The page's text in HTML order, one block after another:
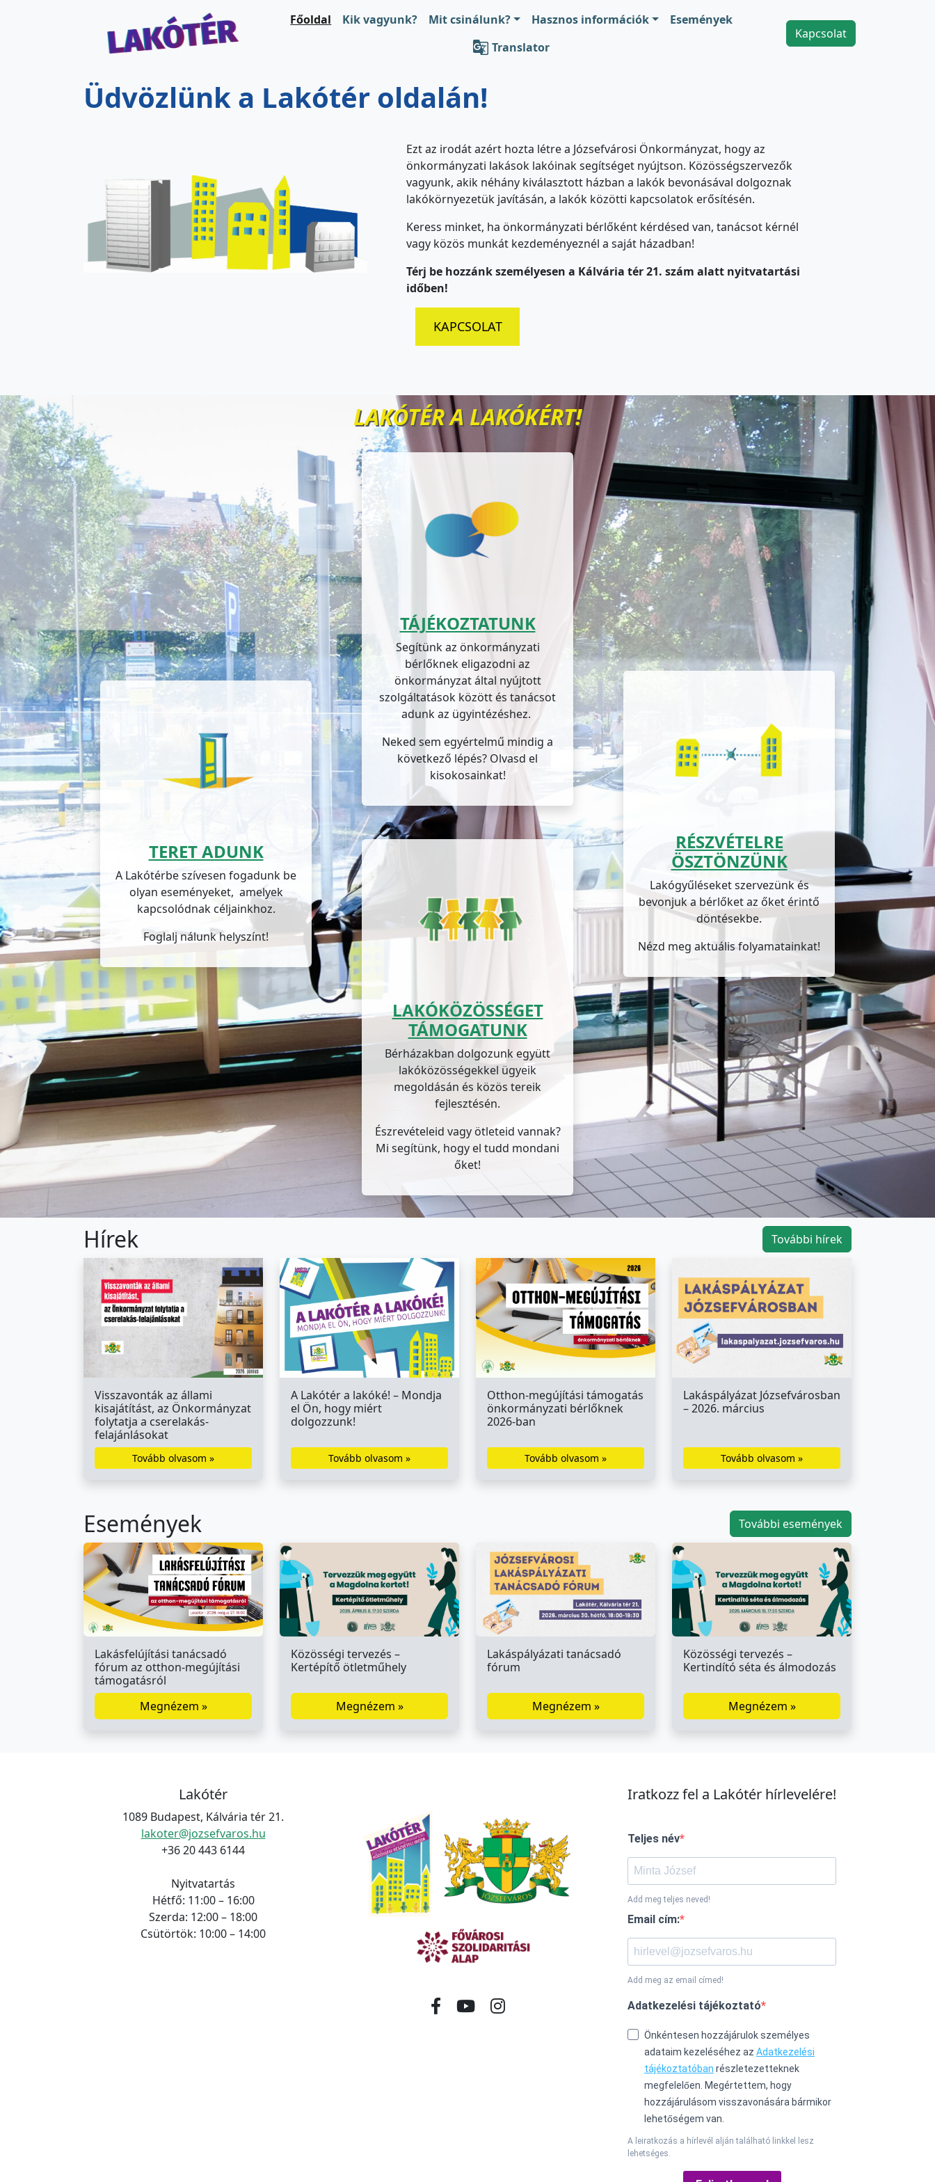
Főoldal Kik vagyunk? Mit csinálunk? Hasznos információk Események
 Translator
Kapcsolat
Üdvözlünk a Lakótér oldalán!
Ezt az irodát azért hozta létre a Józsefvárosi Önkormányzat, hogy az
önkormányzati lakások lakóinak segítséget nyújtson. Közösségszervezők
vagyunk, akik néhány kiválasztott házban a lakók bevonásával dolgoznak
lakókörnyezetük javításán, a lakók közötti kapcsolatok erősítésén.
Keress minket, ha önkormányzati bérlőként kérdésed van, tanácsot kérnél
vagy közös munkát kezdeményeznél a saját házadban!
Térj be hozzánk személyesen a Kálvária tér 21. szám alatt nyitvatartási
időben!
KAPCSOLAT
LAKÓTÉR A LAKÓKÉRT!
TERET ADUNK
A Lakótérbe szívesen fogadunk be
olyan eseményeket, amelyek
kapcsolódnak céljainkhoz.
Foglalj nálunk helyszínt!
TÁJÉKOZTATUNK
Segítünk az önkormányzati
bérlőknek eligazodni az
önkormányzat által nyújtott
szolgáltatások között és tanácsot
adunk az ügyintézéshez.
Neked sem egyértelmű mindig a
következő lépés? Olvasd el
kisokosainkat!
LAKÓKÖZÖSSÉGET
TÁMOGATUNK
Bérházakban dolgozunk együtt
lakóközösségekkel ügyeik
megoldásán és közös tereik
fejlesztésén.
Észrevételeid vagy ötleteid vannak?
Mi segítünk, hogy el tudd mondani
őket!
RÉSZVÉTELRE
ÖSZTÖNZÜNK
Lakógyűléseket szervezünk és
bevonjuk a bérlőket az őket érintő
döntésekbe.
Nézd meg aktuális folyamatainkat!
Hírek További hírek
Visszavonták az állami
kisajátítást, az Önkormányzat
folytatja a cserelakás-
felajánlásokat
Tovább olvasom »
A Lakótér a lakóké! – Mondja
el Ön, hogy miért
dolgozzunk!
Tovább olvasom »
Otthon-megújítási támogatás
önkormányzati bérlőknek
2026-ban
Tovább olvasom »
Lakáspályázat Józsefvárosban
– 2026. március
Tovább olvasom »
Események További események
Lakásfelújítási tanácsadó
fórum az otthon-megújítási
támogatásról
Megnézem »
Közösségi tervezés –
Kertépítő ötletműhely
Megnézem »
Lakáspályázati tanácsadó
fórum
Megnézem »
Közösségi tervezés –
Kertindító séta és álmodozás
Megnézem »
Lakótér
1089 Budapest, Kálvária tér 21.
lakoter@jozsefvaros.hu
+36 20 443 6144
Nyitvatartás
Hétfő: 11:00 – 16:00
Szerda: 12:00 – 18:00
Csütörtök: 10:00 – 14:00
Iratkozz fel a Lakótér hírlevelére!
Teljes név
Add meg teljes neved!
Email cím:
Add meg az email címed!
Adatkezelési tájékoztató
Önkéntesen hozzájárulok személyes
adataim kezeléséhez az Adatkezelési
tájékoztatóban részletezetteknek
megfelelően. Megértettem, hogy
hozzájárulásom visszavonására bármikor
lehetőségem van.
A leiratkozás a hírlevél alján található linkkel lesz
lehetséges.